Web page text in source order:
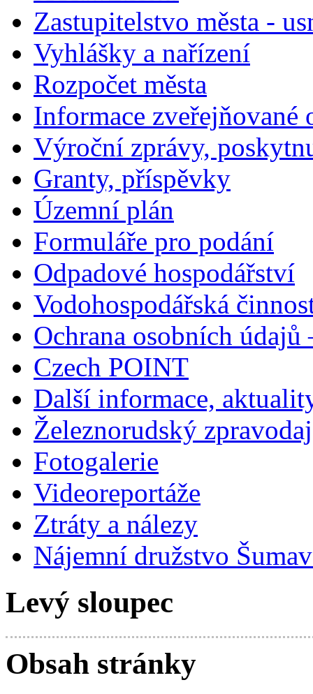
Zastupitelstvo města -
Vyhlášky a nařízení
Rozpočet města
Informace zveřejňované
Výroční zprávy,
Granty, příspěvky
Územní plán
Formuláře pro podání
Odpadové hospodářství
Vodohospodářská
Ochrana osobních údajů
Czech POINT
Další informace,
Železnorudský zpravodaj
Fotogalerie
Videoreportáže
Ztráty a nálezy
Nájemní družstvo
Levý sloupec
Obsah stránky